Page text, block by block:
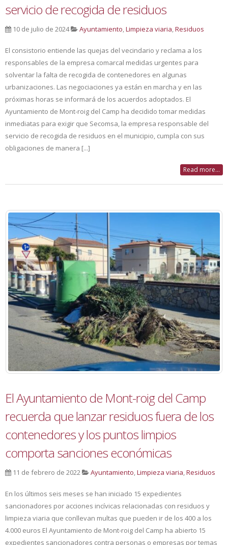
servicio de recogida de residuos
10 de julio de 2024 Ayuntamiento Limpieza viaria Residuos
El consistorio entiende las quejas del vecindario y reclama a los
responsables de la empresa comarcal medidas urgentes para
solventar la falta de recogida de contenedores en algunas
urbanizaciones. Las negociaciones ya están en marcha y en las
próximas horas se informará de los acuerdos adoptados. El
Ayuntamiento de Mont-roig del Camp ha decidido tomar medidas
inmediatas para exigir que Secomsa, la empresa responsable del
servicio de recogida de residuos en el municipio, cumpla con sus
obligaciones de manera [...]
Read more...
El Ayuntamiento de Mont-roig del Camp
recuerda que lanzar residuos fuera de los
contenedores y los puntos limpios
comporta sanciones económicas
11 de febrero de 2022 Ayuntamiento,Limpieza viaria,Residuos
En los últimos seis meses se han iniciado 15 expedientes
sancionadores por acciones incívicas relacionadas con residuos y
limpieza viaria que conllevan multas que pueden ir de los 400 a los
4.000 euros El Ayuntamiento de Mont-roig del Camp ha abierto 15
expedientes sancionadores contra personas o empresas por temas